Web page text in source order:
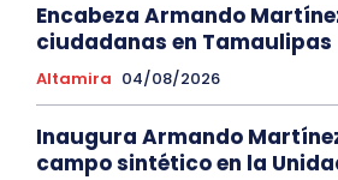
Encabeza Armando
ciudadanas en Tamaulipas
Altamira 04/08/2026
Inaugura Armando
campo sintético en la